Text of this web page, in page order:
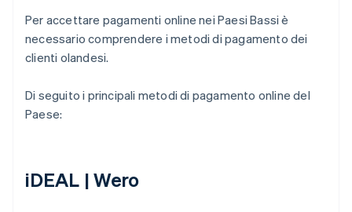
Per accettare pagamenti online nei Paesi Bassi è
necessario comprendere i metodi di pagamento dei
clienti olandesi.
Di seguito i principali metodi di pagamento online del
Paese:
iDEAL | Wero